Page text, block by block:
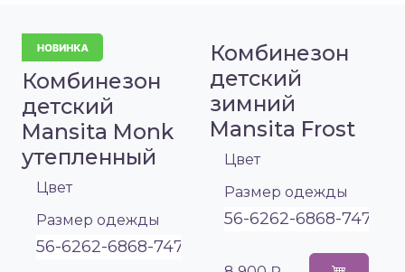
Комбинезон
детский
Mansita Monk
утепленный
Цвет
Размер одежды
56-6262-6868-7474-80
Комбинезон
детский
зимний
Mansita Frost
Цвет
Размер одежды
56-6262-6868-7474-